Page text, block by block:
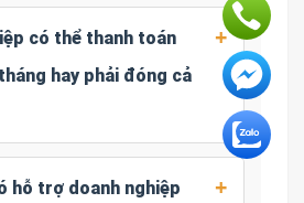
có thể thanh toán
hay phải đóng cả
hỗ trợ doanh nghiệp